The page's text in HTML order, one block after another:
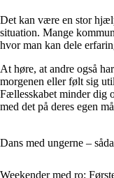
Det kan være en stor
situation. Mange
hvor man kan dele
At høre, at andre også
morgenen eller følt sig
Fællesskabet minder dig
med det på deres egen
Dans med ungerne –
Weekender med ro: